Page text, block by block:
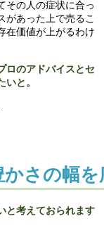
その人の症状に合っ
があった上で売るこ
在価値が上がるわけ
のアドバイスとセ
と。
さの幅を
考えておられます